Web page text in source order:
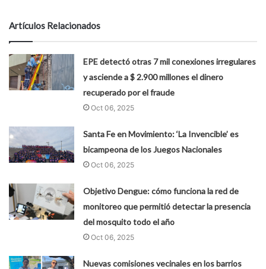
Artículos Relacionados
EPE detectó otras 7 mil conexiones irregulares
y asciende a $ 2.900 millones el dinero
recuperado por el fraude
Oct 06, 2025
Santa Fe en Movimiento: ‘La Invencible’ es
bicampeona de los Juegos Nacionales
Oct 06, 2025
Objetivo Dengue: cómo funciona la red de
monitoreo que permitió detectar la presencia
del mosquito todo el año
Oct 06, 2025
Nuevas comisiones vecinales en los barrios